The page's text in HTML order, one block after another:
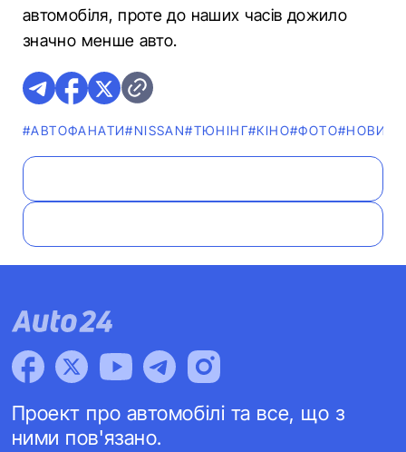
автомобіля, проте до наших часів дожило
значно менше авто.
#АВТОФАНАТИ#NISSAN#ТЮНІНГ#КІНО#ФОТО#НОВИНИ
Проект про автомобілі та все, що з
ними пов'язано.